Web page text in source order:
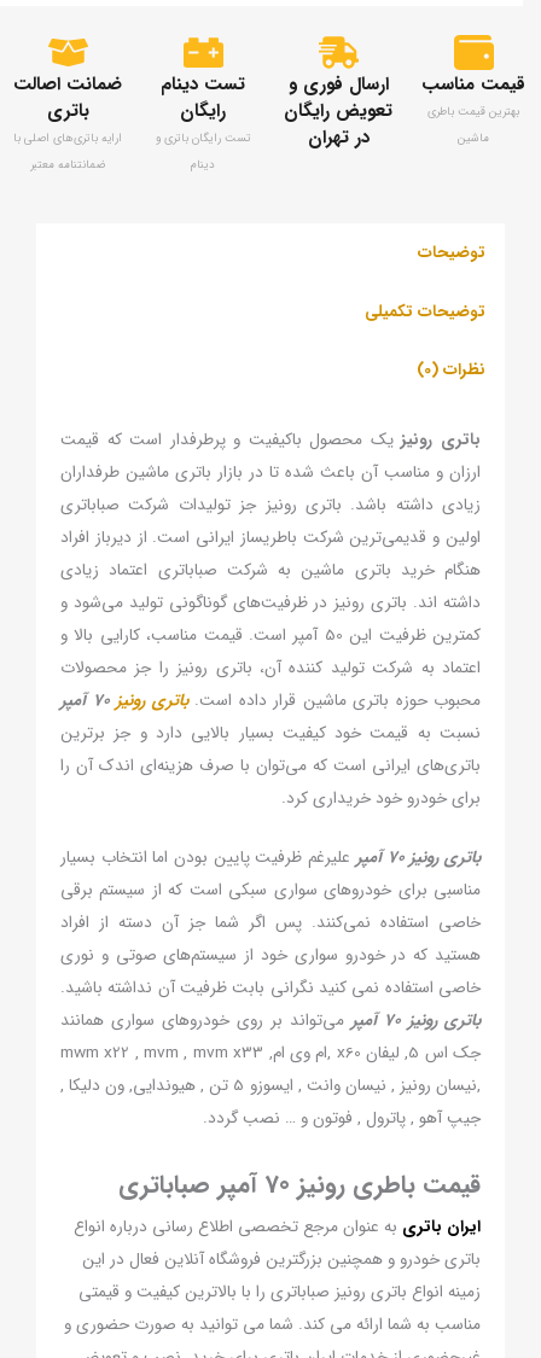
قیمت مناسب
بهترین قیمت باطری
ماشین
ارسال فوری و
تعویض رایگان
در تهران
تست دینام
رایگان
تست رایگان باتری و
دینام
ضمانت اصالت
باتری
ارايه باتری‌های اصلی با
ضمانتنامه معتبر
توضیحات
توضیحات تکمیلی
نظرات (0)
باتری رونیزیک محصول باکیفیت و پرطرفدار است که قیمت
ارزان و مناسب آن باعث شده تا در بازار باتری ماشین طرفداران
زیادی داشته باشد. باتری رونیز جز تولیدات شرکت صباباتری
اولین و قدیمی‌ترین شرکت باطریساز ایرانی است. از دیرباز افراد
هنگام خرید باتری ماشین به شرکت صباباتری اعتماد زیادی
داشته اند. باتری رونیز در ظرفیت‌های گوناگونی تولید می‌شود و
کمترین ظرفیت این 50 آمپر است. قیمت مناسب، کارایی بالا و
اعتماد به شرکت تولید کننده آن، باتری رونیز را جز محصولات
محبوب حوزه باتری ماشین قرار داده است.باتری رونیز70 آمپر
نسبت به قیمت خود کیفیت بسیار بالایی دارد و جز برترین
باتری‌های ایرانی است که می‌توان با صرف هزینه‎‎‌ای اندک آن را
برای خودرو خود خریداری کرد.
باتری رونیز 70 آمپر
علیرغم ظرفیت پایین بودن اما انتخاب بسیار
مناسبی برای خودروهای سواری سبکی است که از سیستم برقی
خاصی استفاده نمی‌کنند. پس اگر شما جز آن دسته از افراد
هستید که در خودرو سواری خود از سیستم‌های صوتی و نوری
خاصی استفاده نمی کنید نگرانی بابت ظرفیت آن نداشته باشید.
باتری رونیز 70 آمپر
می‌تواند بر روی خودروهای سواری همانند
جک اس 5, لیفان x60 ,ام وی ام, mwm x22 , mvm , mvm x33
,نیسان رونیز , نیسان وانت , ایسوزو 5 تن , هیوندایی, ون دلیکا ,
جیپ آهو , پاترول , فوتون و … نصب گردد.
قیمت باطری رونیز 70 آمپر صباباتری
ایران باتری به عنوان مرجع تخصصی اطلاع رسانی درباره انواع
باتری خودرو و همچنین بزرگترین فروشگاه آنلاین فعال در این
زمینه انواع باتری رونیز صباباتری را با بالاترین کیفیت و قیمتی
مناسب به شما ارائه می کند. شما می توانید به صورت حضوری و